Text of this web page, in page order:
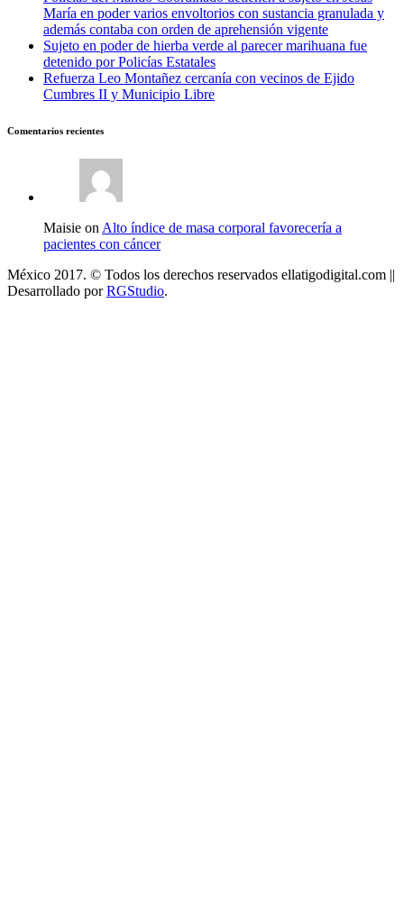
María en poder varios envoltorios con sustancia granulada y
además contaba con orden de aprehensión vigente
Sujeto en poder de hierba verde al parecer marihuana fue
detenido por Policías Estatales
Refuerza Leo Montañez cercanía con vecinos de Ejido
Cumbres II y Municipio Libre
Comentarios recientes
Maisie on Alto índice de masa corporal favorecería a
pacientes con cáncer
México 2017. © Todos los derechos reservados ellatigodigital.com ||
Desarrollado porRGStudio.